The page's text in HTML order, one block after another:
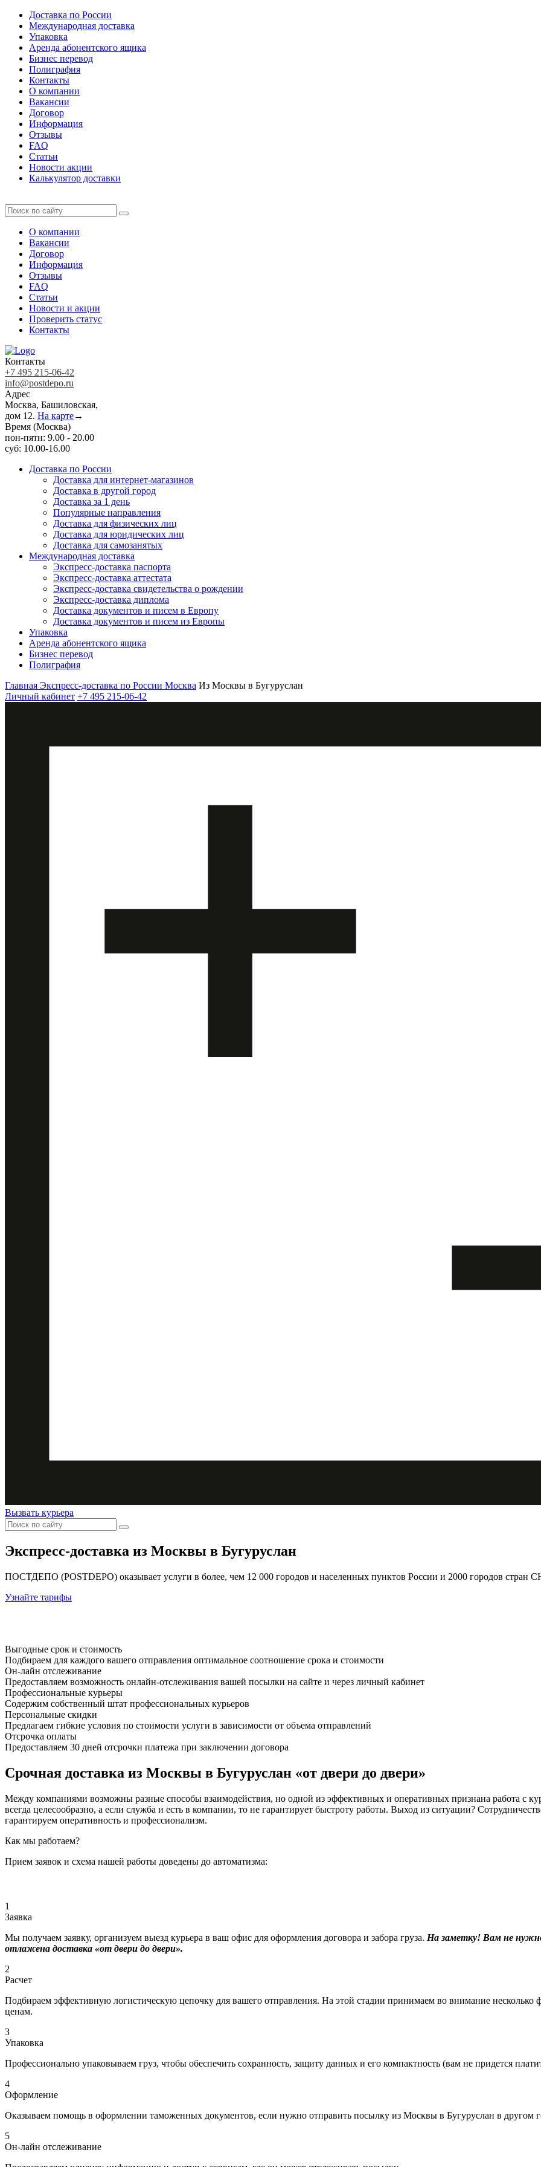
Доставка по России
Международная доставка
Упаковка
Аренда абонентского ящика
Бизнес перевод
Полиграфия
Контакты
О компании
Вакансии
Договор
Информация
Отзывы
FAQ
Статьи
Новости акции
Калькулятор доставки
О компании
Вакансии
Договор
Информация
Отзывы
FAQ
Статьи
Новости и акции
Проверить статус
Контакты
Контакты
+7 495 215-06-42
info@postdepo.ru
Адрес
Москва, Башиловская,
дом 12. На карте→
Время (Москва)
пон-пятн: 9.00 - 20.00
суб: 10.00-16.00
Доставка по России
Доставка для интернет-магазинов
Доставка в другой город
Доставка за 1 день
Популярные направления
Доставка для физических лиц
Доставка для юридических лиц
Доставка для самозанятых
Международная доставка
Экспресс-доставка паспорта
Экспресс-доставка аттестата
Экспресс-доставка свидетельства о рождении
Экспресс-доставка диплома
Доставка документов и писем в Европу
Доставка документов и писем из Европы
Упаковка
Аренда абонентского ящика
Бизнес перевод
Полиграфия
Главная Экспресс-доставка по России Москва Из Москвы в Бугуруслан
Личный кабинет +7 495 215-06-42
Вызвать курьера
Экспресс-доставка из Москвы в Бугуруслан
ПОСТДЕПО (POSTDEPO) оказывает услуги в более, чем 12 000 городов и населенных пунктов России и 2000 городов стран
Узнайте тарифы
Выгодные срок и стоимость
Подбираем для каждого вашего отправления оптимальное соотношение срока и стоимости
Он-лайн отслеживание
Предоставляем возможность онлайн-отслеживания вашей посылки на сайте и через личный кабинет
Профессиональные курьеры
Содержим собственный штат профессиональных курьеров
Персональные скидки
Предлагаем гибкие условия по стоимости услуги в зависимости от объема отправлений
Отсрочка оплаты
Предоставляем 30 дней отсрочки платежа при заключении договора
Срочная доставка из Москвы в Бугуруслан «от двери до двери»
Между компаниями возможны разные способы взаимодействия, но одной из эффективных и оперативных признана работа с
всегда целесообразно, а если служба и есть в компании, то не гарантирует быстроту работы. Выход из ситуации?
гарантируем оперативность и профессионализм.
Как мы работаем?
Прием заявок и схема нашей работы доведены до автоматизма:
1
Заявка
Мы получаем заявку, организуем выезд курьера в ваш офис для оформления договора и забора груза. На заметку! Вам не
отлажена доставка «от двери до двери».
2
Расчет
Подбираем эффективную логистическую цепочку для вашего отправления. На этой стадии принимаем во внимание несколько
ценам.
3
Упаковка
Профессионально упаковываем груз, чтобы обеспечить сохранность, защиту данных и его компактность (вам не придется
4
Оформление
Оказываем помощь в оформлении таможенных документов, если нужно отправить посылку из Москвы в Бугуруслан в другом
5
Он-лайн отслеживание